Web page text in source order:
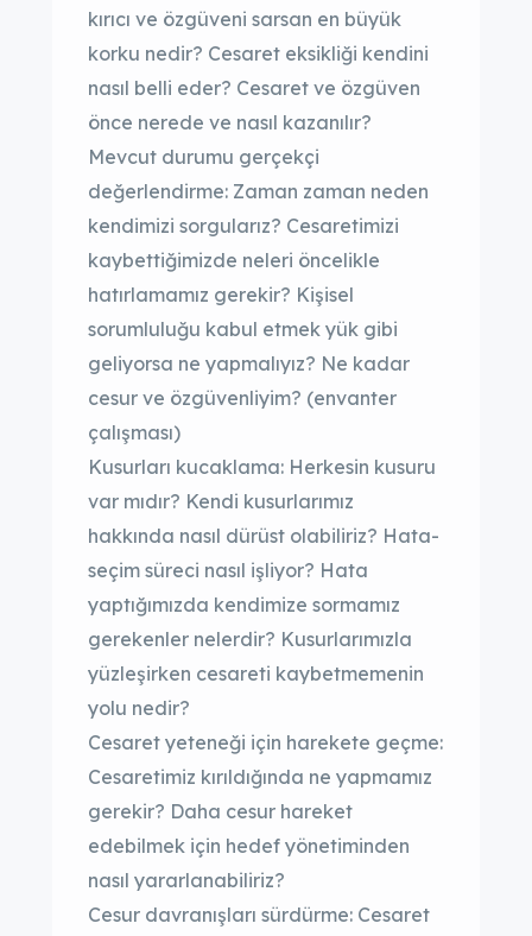
kırıcı ve özgüveni sarsan en büyük
korku nedir? Cesaret eksikliği kendini
nasıl belli eder? Cesaret ve özgüven
önce nerede ve nasıl kazanılır?
Mevcut durumu gerçekçi
değerlendirme: Zaman zaman neden
kendimizi sorgularız? Cesaretimizi
kaybettiğimizde neleri öncelikle
hatırlamamız gerekir? Kişisel
sorumluluğu kabul etmek yük gibi
geliyorsa ne yapmalıyız? Ne kadar
cesur ve özgüvenliyim? (envanter
çalışması)
Kusurları kucaklama: Herkesin kusuru
var mıdır? Kendi kusurlarımız
hakkında nasıl dürüst olabiliriz? Hata-
seçim süreci nasıl işliyor? Hata
yaptığımızda kendimize sormamız
gerekenler nelerdir? Kusurlarımızla
yüzleşirken cesareti kaybetmemenin
yolu nedir?
Cesaret yeteneği için harekete geçme:
Cesaretimiz kırıldığında ne yapmamız
gerekir? Daha cesur hareket
edebilmek için hedef yönetiminden
nasıl yararlanabiliriz?
Cesur davranışları sürdürme: Cesaret